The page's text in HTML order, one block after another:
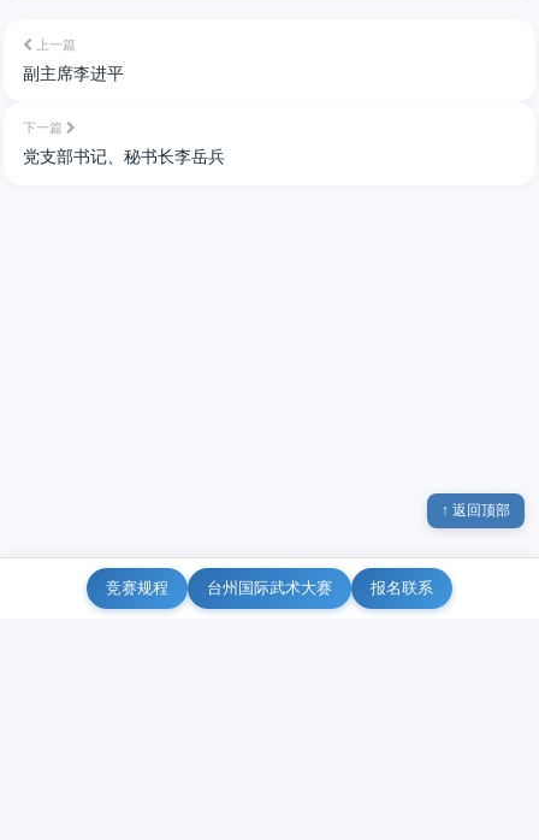
上一篇
副主席李进平
下一篇
党支部书记、秘书长李岳兵
竞赛规程 台州国际武术大赛 报名联系
↑ 返回顶部